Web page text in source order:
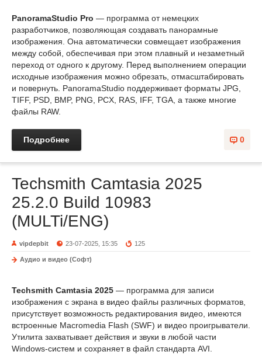
PanoramaStudio Pro — программа от немецких
разработчиков, позволяющая создавать панорамные
изображения. Она автоматически совмещает изображения
между собой, обеспечивая при этом плавный и незаметный
переход от одного к другому. Перед выполнением операции
исходные изображения можно обрезать, отмасштабировать
и повернуть. PanoramaStudio поддерживает форматы JPG,
TIFF, PSD, BMP, PNG, PCX, RAS, IFF, TGA, а также многие
файлы RAW.
0
Подробнее
Techsmith Camtasia 2025
25.2.0 Build 10983
(MULTi/ENG)
vipdepbit 23-07-2025, 15:35 125
Аудио и видео (Софт)
Techsmith Camtasia 2025 — программа для записи
изображения с экрана в видео файлы различных форматов,
присутствует возможность редактирования видео, имеются
встроенные Macromedia Flash (SWF) и видео проигрыватели.
Утилита захватывает действия и звуки в любой части
Windows-систем и сохраняет в файл стандарта AVI.